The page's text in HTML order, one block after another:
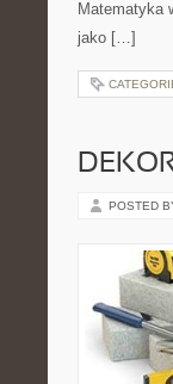
Matematyka
jako […]
POSTED